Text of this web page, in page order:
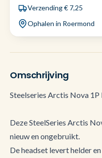
Verzending € 7,25
Ophalen in Roermond
Omschrijving
Steelseries Arctis Nova
Deze SteelSeries Arctis
nieuw en ongebruikt.
De headset levert helder